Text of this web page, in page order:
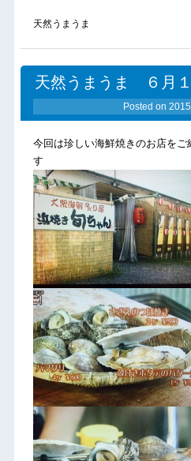
天然うまうま
天然うまうま ６月
Posted on
今回は珍しい海鮮焼きのお店をご
す